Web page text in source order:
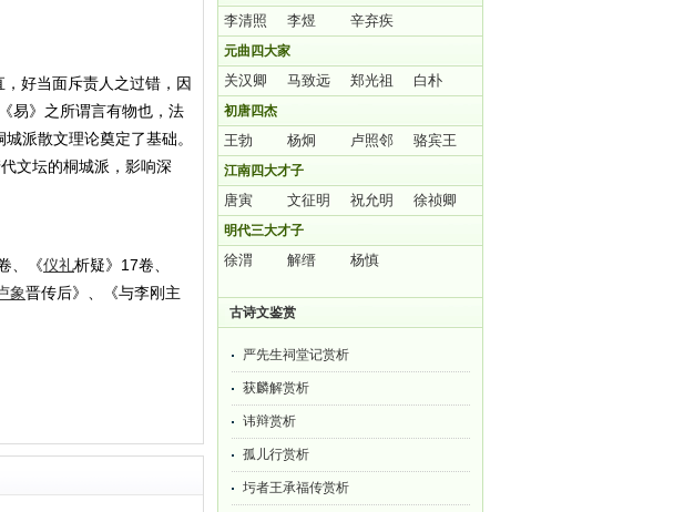
好当面斥责人之过错，因
易》之所谓言有物也，法
派散文理论奠定了基础。
文坛的桐城派，影响深
、《仪礼析疑》17卷、
象晋传后》、《与李刚主
李清照 李煜 辛弃疾
元曲四大家
关汉卿 马致远 郑光祖 白朴
初唐四杰
王勃 杨炯 卢照邻 骆宾王
江南四大才子
唐寅 文征明 祝允明 徐祯卿
明代三大才子
徐渭 解缙 杨慎
古诗文鉴赏
严先生祠堂记赏析
获麟解赏析
讳辩赏析
孤儿行赏析
圬者王承福传赏析